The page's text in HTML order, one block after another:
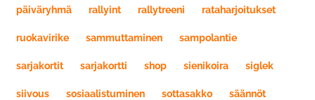
päiväryhmä rallyint rallytreeni rataharjoitukset
ruokavirike sammuttaminen sampolantie
sarjakortit sarjakortti shop sienikoira siglek
siivous sosiaalistuminen sottasakko säännöt